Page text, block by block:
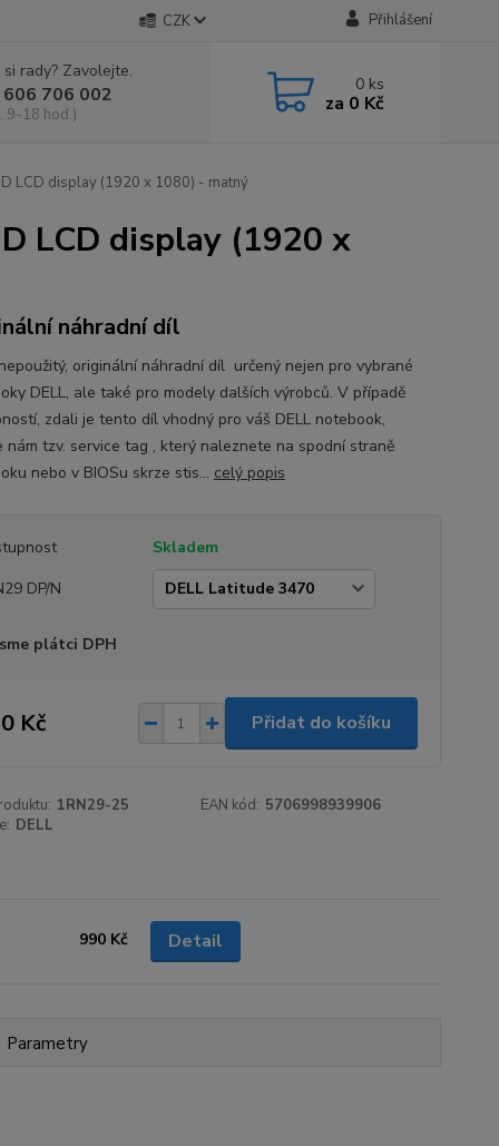
CZK Přihlášení
rady? Zavolejte.
706 002
9-18 hod.)
0 ks
za 0 Kč
LCD display (1920 x 1080) - matný
LCD display (1920 x
náhradní díl
originální náhradní díl určený nejen pro vybrané
DELL, ale také pro modely dalších výrobců. V případě
zdali je tento díl vhodný pro váš DELL notebook,
nám tzv. service tag , který naleznete na spodní straně
nebo v BIOSu skrze stis... celý popis
Skladem
DP/N
plátci DPH
Kč Přidat do košíku
1RN29-25 EAN kód: 5706998939906
DELL
990 Kč Detail
Parametry